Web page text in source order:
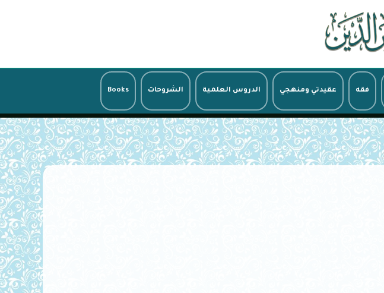
فقه عقيدتي ومنهجي الدروس العلمية الشروحات Books